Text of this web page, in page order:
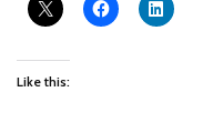
Like this: